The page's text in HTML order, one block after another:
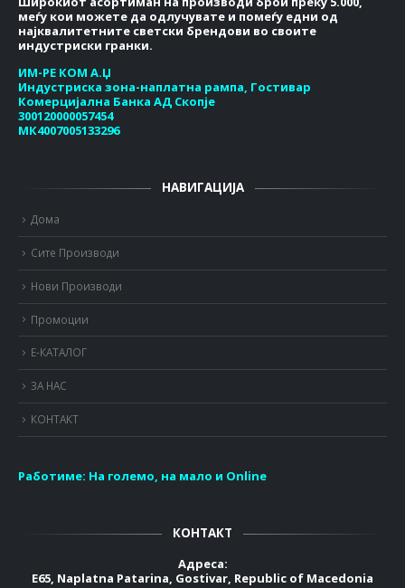
меѓу кои можете да одлучувате и помеѓу едни од
најквалитетните светски брендови во своите
индустриски гранки.
ИМ-РЕ КОМ А.Џ
Индустриска зона-наплатна рампа, Гостивар
Комерцијална Банка АД Скопје
300120000057454
МК4007005133296
НАВИГАЦИЈА
Дома
Сите Производи
Нови Производи
Промоции
Е-КАТАЛОГ
ЗА НАС
КОНТАКТ
Работиме: На големо, на мало и Online
КОНТАКТ
Адреса:
E65, Naplatna Patarina, Gostivar, Republic of Macedonia